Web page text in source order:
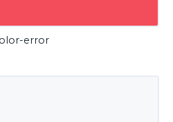
error